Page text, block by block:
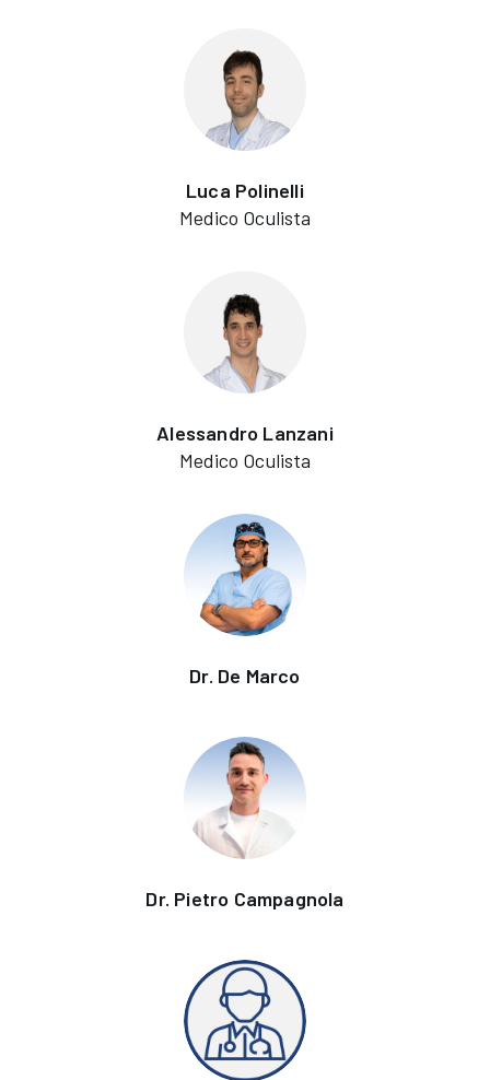
Luca Polinelli
Medico Oculista
Alessandro Lanzani
Medico Oculista
Dr. De Marco
Dr. Pietro Campagnola